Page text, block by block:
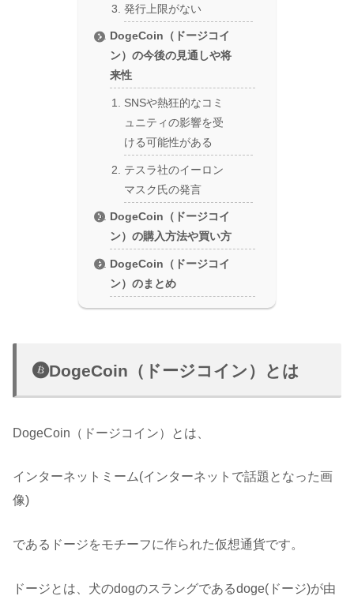
発行上限がない
DogeCoin（ドージコイ
ン）の今後の見通しや将
来性
SNSや熱狂的なコミ
ュニティの影響を受
ける可能性がある
テスラ社のイーロン
マスク氏の発言
DogeCoin（ドージコイ
ン）の購入方法や買い方
DogeCoin（ドージコイ
ン）のまとめ
DogeCoin（ドージコイン）とは
DogeCoin（ドージコイン）とは、
インターネットミーム(インターネットで話題となった画
像)
であるドージをモチーフに作られた仮想通貨です。
ドージとは、犬のdogのスラングであるdoge(ドージ)が由